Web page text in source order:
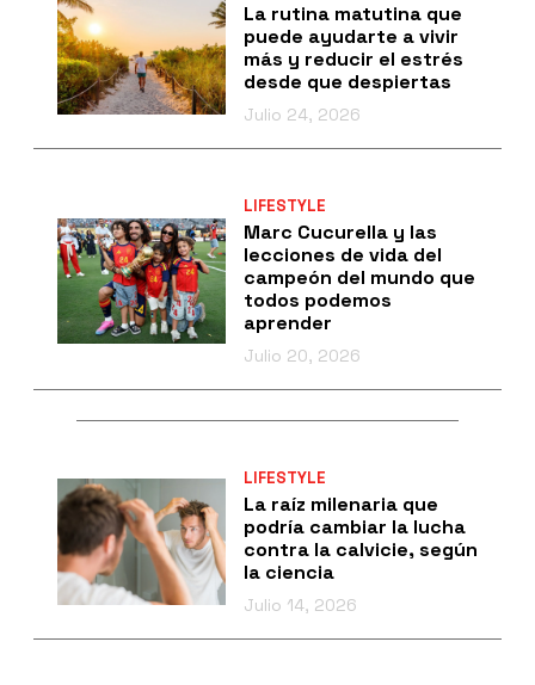
La rutina matutina que
puede ayudarte a vivir
más y reducir el estrés
desde que despiertas
Julio 24, 2026
LIFESTYLE
Marc Cucurella y las
lecciones de vida del
campeón del mundo que
todos podemos
aprender
Julio 20, 2026
LIFESTYLE
La raíz milenaria que
podría cambiar la lucha
contra la calvicie, según
la ciencia
Julio 14, 2026